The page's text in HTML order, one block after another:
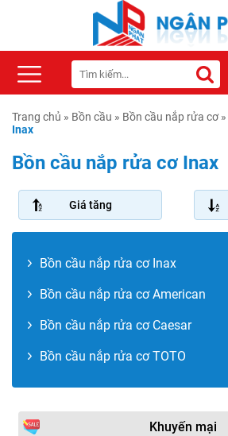
Trang chủ » Bồn cầu » Bồn cầu nắp rửa cơ »
Inax
Bồn cầu nắp rửa cơ Inax
Giá tăng
Bồn cầu nắp rửa cơ Inax
Bồn cầu nắp rửa cơ American
Bồn cầu nắp rửa cơ Caesar
Bồn cầu nắp rửa cơ TOTO
Khuyến mại